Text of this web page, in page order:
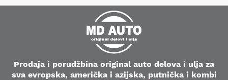
Prodaja i porudžbina original auto delova i ulja za
sva evropska, američka i azijska, putnička i kombi